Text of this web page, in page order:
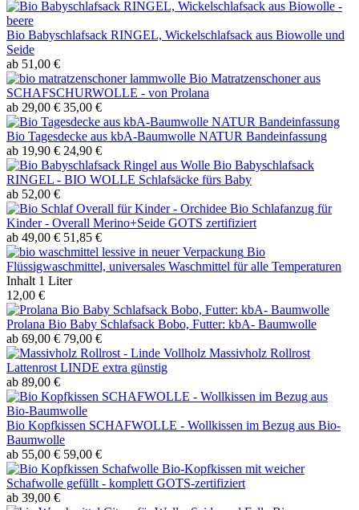
Bio Babyschlafsack RINGEL, Wickelschlafsack aus Biowolle und
Seide
ab 51,00 €
Bio Matratzenschoner aus
SCHAFSCHURWOLLE - von Prolana
ab 29,00 € 35,00 €
Bio Tagesdecke aus kbA-Baumwolle NATUR Bandeinfassung
ab 19,90 € 24,90 €
Bio Babyschlafsack
RINGEL - BIO WOLLE Schlafsäcke fürs Baby
ab 52,00 €
Bio Schlafanzug für
Kinder - Overall Merino+Seide GOTS zertifiziert
ab 49,00 € 51,85 €
Bio
Flüssigwaschmittel, universales Waschmittel für alle Temperaturen
Inhalt 1 Liter
12,00 €
Prolana Bio Baby Schlafsack Bobo, Futter: kbA- Baumwolle
ab 69,00 € 79,00 €
Massivholz Rollrost
Lattenrost LINDE extra günstig
ab 89,00 €
Bio Kopfkissen SCHAFWOLLE - Wollkissen im Bezug aus Bio-
Baumwolle
ab 55,00 € 59,00 €
Bio-Kopfkissen mit weicher
Schafwolle gefüllt - komplett GOTS-zertifiziert
ab 39,00 €